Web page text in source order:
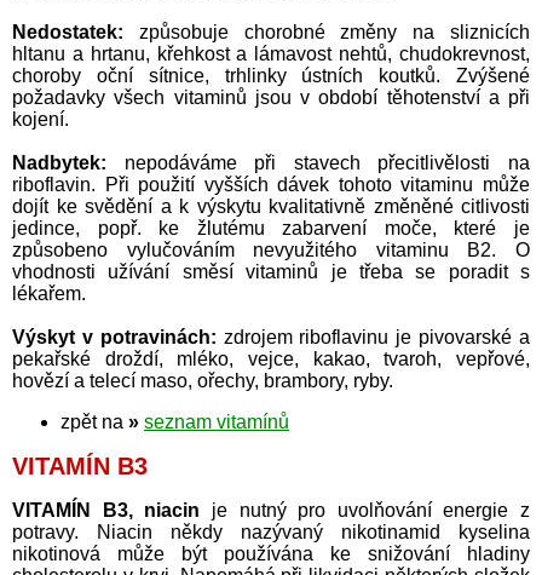
Nedostatek: způsobuje chorobné změny na sliznicích
hltanu a hrtanu, křehkost a lámavost nehtů, chudokrevnost,
choroby oční sítnice, trhlinky ústních koutků. Zvýšené
požadavky všech vitaminů jsou v období těhotenství a při
kojení.
Nadbytek: nepodáváme při stavech přecitlivělosti na
riboflavin. Při použití vyšších dávek tohoto vitaminu může
dojít ke svědění a k výskytu kvalitativně změněné citlivosti
jedince, popř. ke žlutému zabarvení moče, které je
způsobeno vylučováním nevyužitého vitaminu B2. O
vhodnosti užívání směsí vitaminů je třeba se poradit s
lékařem.
Výskyt v potravinách: zdrojem riboflavinu je pivovarské a
pekařské droždí, mléko, vejce, kakao, tvaroh, vepřové,
hovězí a telecí maso, ořechy, brambory, ryby.
zpět na » seznam vitamínů
VITAMÍN B3
VITAMÍN B3, niacin je nutný pro uvolňování energie z
potravy. Niacin někdy nazývaný nikotinamid kyselina
nikotinová může být používána ke snižování hladiny